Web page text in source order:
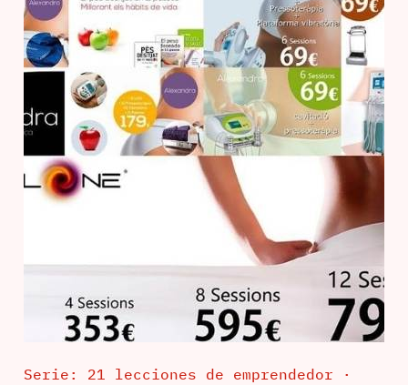
Serie: 21 lecciones de emprendedor ·